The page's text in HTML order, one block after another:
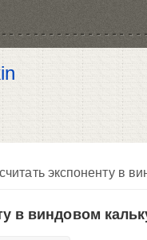
экспоненту в
в виндовом